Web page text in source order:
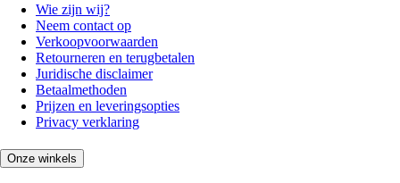
Wie zijn wij?
Neem contact op
Verkoopvoorwaarden
Retourneren en terugbetalen
Juridische disclaimer
Betaalmethoden
Prijzen en leveringsopties
Privacy verklaring
Onze winkels